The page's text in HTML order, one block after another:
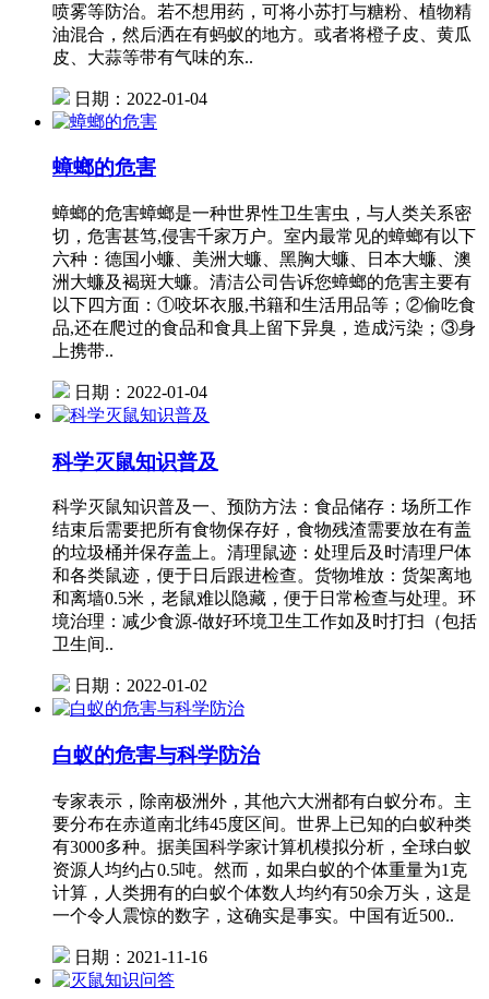
喷雾等防治。若不想用药，可将小苏打与糖粉、植物精
油混合，然后洒在有蚂蚁的地方。或者将橙子皮、黄瓜
皮、大蒜等带有气味的东..
日期：2022-01-04
蟑螂的危害
蟑螂的危害蟑螂是一种世界性卫生害虫，与人类关系密
切，危害甚笃,侵害千家万户。室内最常见的蟑螂有以下
六种：德国小蠊、美洲大蠊、黑胸大蠊、日本大蠊、澳
洲大蠊及褐斑大蠊。清洁公司告诉您蟑螂的危害主要有
以下四方面：①咬坏衣服,书籍和生活用品等；②偷吃食
品,还在爬过的食品和食具上留下异臭，造成污染；③身
上携带..
日期：2022-01-04
科学灭鼠知识普及
科学灭鼠知识普及一、预防方法：食品储存：场所工作
结束后需要把所有食物保存好，食物残渣需要放在有盖
的垃圾桶并保存盖上。清理鼠迹：处理后及时清理尸体
和各类鼠迹，便于日后跟进检查。货物堆放：货架离地
和离墙0.5米，老鼠难以隐藏，便于日常检查与处理。环
境治理：减少食源-做好环境卫生工作如及时打扫（包括
卫生间..
日期：2022-01-02
白蚁的危害与科学防治
专家表示，除南极洲外，其他六大洲都有白蚁分布。主
要分布在赤道南北纬45度区间。世界上已知的白蚁种类
有3000多种。据美国科学家计算机模拟分析，全球白蚁
资源人均约占0.5吨。然而，如果白蚁的个体重量为1克
计算，人类拥有的白蚁个体数人均约有50余万头，这是
一个令人震惊的数字，这确实是事实。中国有近500..
日期：2021-11-16